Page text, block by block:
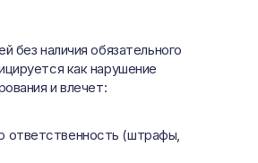
без наличия обязательного
как нарушение
и влечет:
ответственность (штрафы,